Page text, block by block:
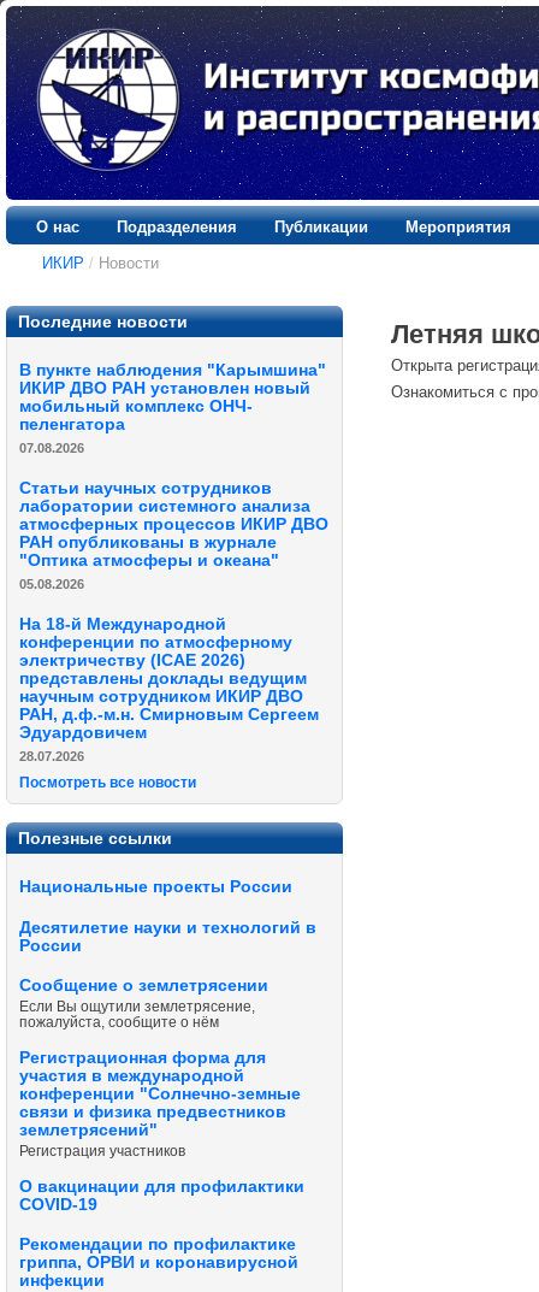
О нас Подразделения Публикации
Мероприятия
ИКИР / Новости
Последние новости
В пункте наблюдения "Карымшина"
ИКИР ДВО РАН установлен новый
мобильный комплекс ОНЧ-
пеленгатора
07.08.2026
Статьи научных сотрудников
лаборатории системного анализа
атмосферных процессов ИКИР ДВО
РАН опубликованы в журнале
"Оптика атмосферы и океана"
05.08.2026
На 18-й Международной
конференции по атмосферному
электричеству (ICAE 2026)
представлены доклады ведущим
научным сотрудником ИКИР ДВО
РАН, д.ф.-м.н. Смирновым Сергеем
Эдуардовичем
28.07.2026
Посмотреть все новости
Полезные ссылки
Национальные проекты России
Десятилетие науки и технологий в
России
Сообщение о землетрясении
Если Вы ощутили землетрясение,
пожалуйста, сообщите о нём
Регистрационная форма для
участия в международной
конференции "Солнечно-земные
связи и физика предвестников
землетрясений"
Регистрация участников
О вакцинации для профилактики
COVID-19
Рекомендации по профилактике
гриппа, ОРВИ и коронавирусной
инфекции
Летняя
Открыта
Ознакомиться с